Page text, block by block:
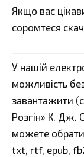
Якщо вас
соромтеся
У нашій
можливість
завантажити
Розгін» К. Дж.
можете
txt, rtf, epub,